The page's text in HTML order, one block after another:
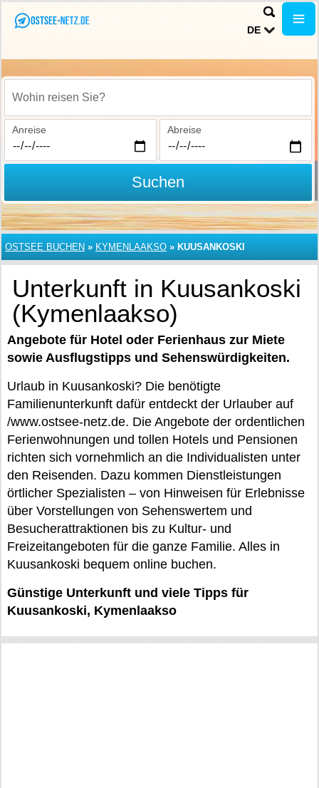
DE
Wohin reisen Sie?
Anreise Abreise
Suchen
OSTSEE BUCHEN » KYMENLAAKSO » KUUSANKOSKI
Unterkunft in Kuusankoski
(Kymenlaakso)
Angebote für Hotel oder Ferienhaus zur Miete
sowie Ausflugstipps und Sehenswürdigkeiten.
Urlaub in Kuusankoski? Die benötigte
Familienunterkunft dafür entdeckt der Urlauber auf
/www.ostsee-netz.de. Die Angebote der ordentlichen
Ferienwohnungen und tollen Hotels und Pensionen
richten sich vornehmlich an die Individualisten unter
den Reisenden. Dazu kommen Dienstleistungen
örtlicher Spezialisten – von Hinweisen für Erlebnisse
über Vorstellungen von Sehenswertem und
Besucherattraktionen bis zu Kultur- und
Freizeitangeboten für die ganze Familie. Alles in
Kuusankoski bequem online buchen.
Günstige Unterkunft und viele Tipps für
Kuusankoski, Kymenlaakso